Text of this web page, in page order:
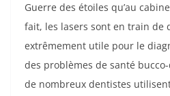
Guerre des étoiles qu’au
fait, les lasers sont en train de
extrêmement utile pour le
des problèmes de santé
de nombreux dentistes